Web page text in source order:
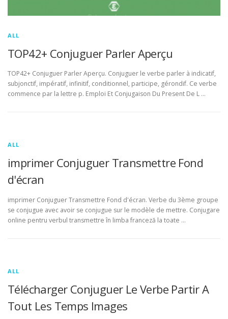
ALL
TOP42+ Conjuguer Parler Aperçu
TOP42+ Conjuguer Parler Aperçu. Conjuguer le verbe parler à indicatif,
subjonctif, impératif, infinitif, conditionnel, participe, gérondif. Ce verbe
commence par la lettre p. Emploi Et Conjugaison Du Present De L …
ALL
imprimer Conjuguer Transmettre Fond
d'écran
imprimer Conjuguer Transmettre Fond d'écran. Verbe du 3ème groupe
se conjugue avec avoir se conjugue sur le modèle de mettre. Conjugare
online pentru verbul transmettre în limba franceză la toate …
ALL
Télécharger Conjuguer Le Verbe Partir A
Tout Les Temps Images